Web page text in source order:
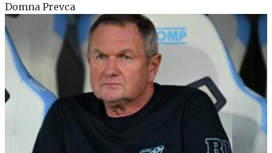
Domna Prevca